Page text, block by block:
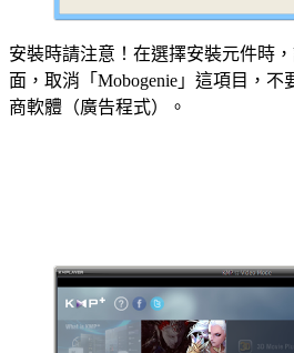
安裝時請注意！在選擇安裝元件時
面，取消「Mobogenie」這項目，
商軟體（廣告程式）。